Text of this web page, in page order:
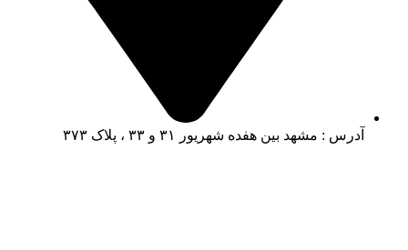
آدرس : مشهد بین هفده شهریور ۳۱ و ۳۳ ، پلاک ۳۷۳